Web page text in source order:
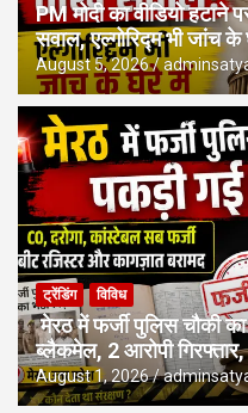
PM मोदी का वीडियो
सवाल, एल्गोरिद्म भी जांच
August 5, 2026
ट्रेंडिंग विविध
मेरठ में फर्जी पुलिस चौकी
ब्लैकमेल, 2 आरोपी
August 1, 2026